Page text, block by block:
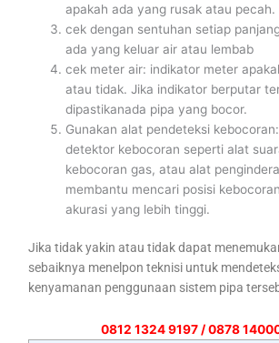
apakah ada yang rusak atau pecah.
cek dengan sentuhan setiap
ada yang keluar air atau lembab
cek meter air: indikator meter
atau tidak. Jika indikator berputar
dipastikanada pipa yang bocor.
Gunakan alat pendeteksi
detektor kebocoran seperti alat
kebocoran gas, atau alat
membantu mencari posisi
akurasi yang lebih tinggi.
Jika tidak yakin atau tidak dapat
sebaiknya menelpon teknisi untuk
kenyamanan penggunaan sistem pipa
0812 1324 9197 / 0878